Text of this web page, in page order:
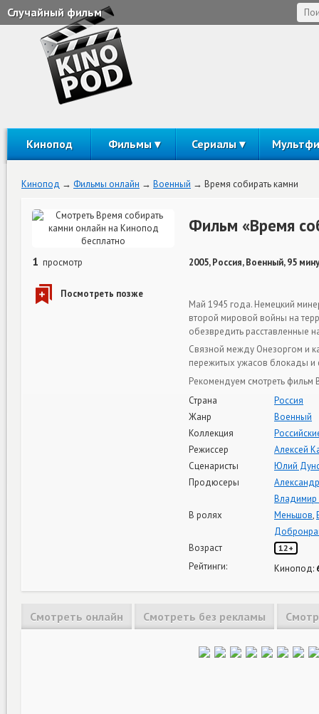
Случайный фильм
Кинопод Фильмы Сериалы
Кинопод Фильмы онлайн Военный Время собирать камни
1 просмотр
Фильм «Время
2005, Россия, Военный, 95
Май 1945 года. Немецкий
второй мировой войны на
обезвредить расставленные
Связной между Онезоргом и
пережитых ужасов блокады и
Рекомендуем смотреть фильм
Страна
Россия
Жанр
Военный
Коллекция
Режиссер
Алексей
Сценаристы
Юлий
Продюсеры
В ролях
Владимир
Меньшов,
Возраст
12+
Рейтинги: Кинопод:
Смотреть онлайн Смотреть без рекламы